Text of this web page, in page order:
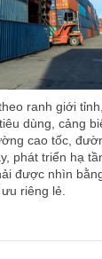
ranh giới
dùng, cảng
cao tốc,
phát triển hạ
được nhìn
riêng lẻ.